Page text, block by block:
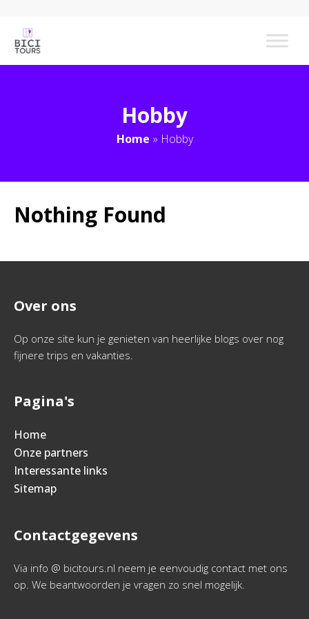
Hobby
Home » Hobby
Nothing Found
Over ons
Op onze site kun je genieten van heerlijke blogs over nog
fijnere trips en vakanties.
Pagina's
Home
Onze partners
Interessante links
Sitemap
Contactgegevens
Via info @ bicitours.nl neem je eenvoudig contact met ons
op. We beantwoorden je vragen zo snel mogelijk.